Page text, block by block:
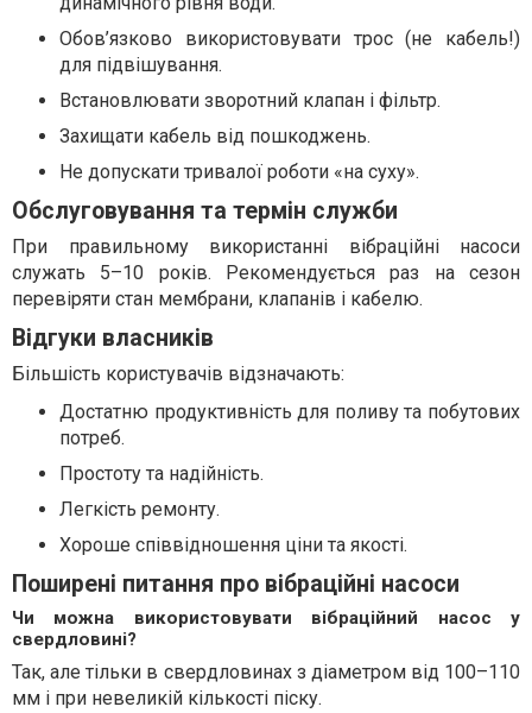
Обов’язково використовувати трос (не кабель!)
для підвішування.
Встановлювати зворотний клапан і фільтр.
Захищати кабель від пошкоджень.
Не допускати тривалої роботи «на суху».
Обслуговування та термін служби
При правильному використанні вібраційні насоси
служать 5–10 років. Рекомендується раз на сезон
перевіряти стан мембрани, клапанів і кабелю.
Відгуки власників
Більшість користувачів відзначають:
Достатню продуктивність для поливу та побутових
потреб.
Простоту та надійність.
Легкість ремонту.
Хороше співвідношення ціни та якості.
Поширені питання про вібраційні насоси
Чи можна використовувати вібраційний насос у
свердловині?
Так, але тільки в свердловинах з діаметром від 100–110
мм і при невеликій кількості піску.